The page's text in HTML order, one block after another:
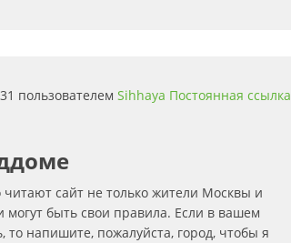
пользователем Sihhaya Постоянная ссылка
сайт не только жители Москвы и
могут быть свои правила. Если в вашем
то напишите, пожалуйста, город, чтобы я